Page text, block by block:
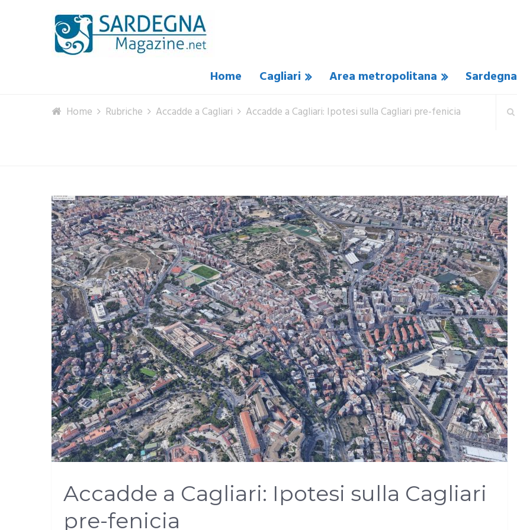
Home Cagliari Area metropolitana Sardegna
Home Rubriche Accadde a Cagliari Accadde a Cagliari: Ipotesi sulla Cagliari pre-fenicia
Accadde a Cagliari: Ipotesi sulla Cagliari
pre-fenicia